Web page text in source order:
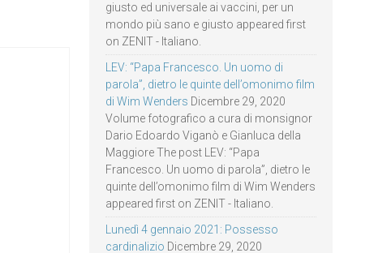
giusto ed universale ai vaccini, per un
mondo più sano e giusto appeared first
on ZENIT - Italiano.
LEV: “Papa Francesco. Un uomo di
parola”, dietro le quinte dell’omonimo film
di Wim Wenders Dicembre 29, 2020
Volume fotografico a cura di monsignor
Dario Edoardo Viganò e Gianluca della
Maggiore The post LEV: “Papa
Francesco. Un uomo di parola”, dietro le
quinte dell’omonimo film di Wim Wenders
appeared first on ZENIT - Italiano.
Lunedì 4 gennaio 2021: Possesso
cardinalizio Dicembre 29, 2020